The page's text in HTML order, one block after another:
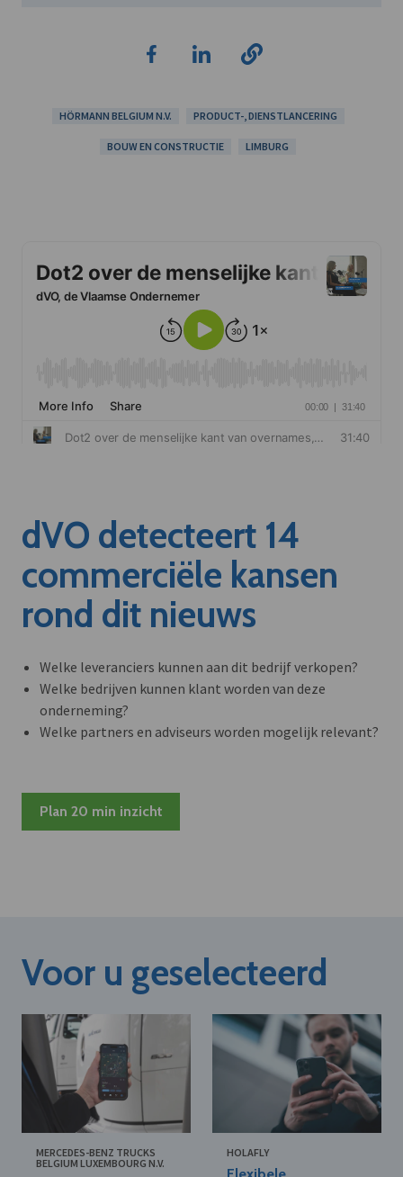
HÖRMANN BELGIUM N.V. PRODUCT-, DIENSTLANCERING
BOUW EN CONSTRUCTIE LIMBURG
dVO detecteert 14
commerciële kansen
rond dit nieuws
Welke leveranciers kunnen aan dit bedrijf verkopen?
Welke bedrijven kunnen klant worden van deze
onderneming?
Welke partners en adviseurs worden mogelijk relevant?
Plan 20 min inzicht
Voor u geselecteerd
MERCEDES-BENZ TRUCKS
BELGIUM LUXEMBOURG N.V.
HOLAFLY